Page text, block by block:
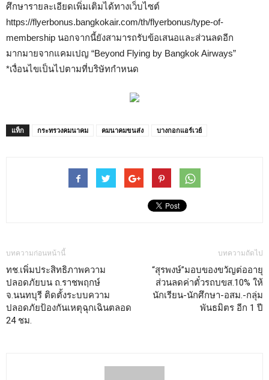
ศึกษารายละเอียดเพิ่มเติมได้ทางเว็บไซต์
https://flyerbonus.bangkokair.com/th/flyerbonus/type-of-
membership นอกจากนี้ยังสามารถรับข้อเสนอและส่วนลดอีก
มากมายจากแคมเปญ “Beyond Flying by Bangkok Airways”
*เงื่อนไขเป็นไปตามที่บริษัทกำหนด
แท็ก กระทรวงคมนาคม คมนาคมขนส่ง บางกอกแอร์เวย์
บทความก่อนหน้านี้
ทช.เพิ่มประสิทธิภาพความ
ปลอดภัยบน ถ.ราชพฤกษ์
จ.นนทบุรี ติดตั้งระบบความ
ปลอดภัยป้องกันเหตุฉุกเฉินตลอด
24 ชม.
บทความถัดไป
“สุรพงษ์”มอบของขวัญต่ออายุ
ส่วนลดค่าตั๋วรถบขส.10% ให้
นักเรียน-นักศึกษา-อสม.-กลุ่ม
พันธมิตร อีก 1 ปี